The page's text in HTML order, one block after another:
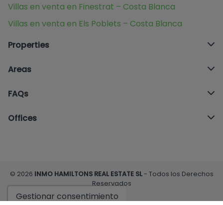
Villas en venta en Finestrat – Costa Blanca
Villas en venta en Els Poblets – Costa Blanca
Properties
Areas
FAQs
Offices
© 2026 INMO HAMILTONS REAL ESTATE SL- Todos los Derechos
Reservados
Gestionar consentimiento